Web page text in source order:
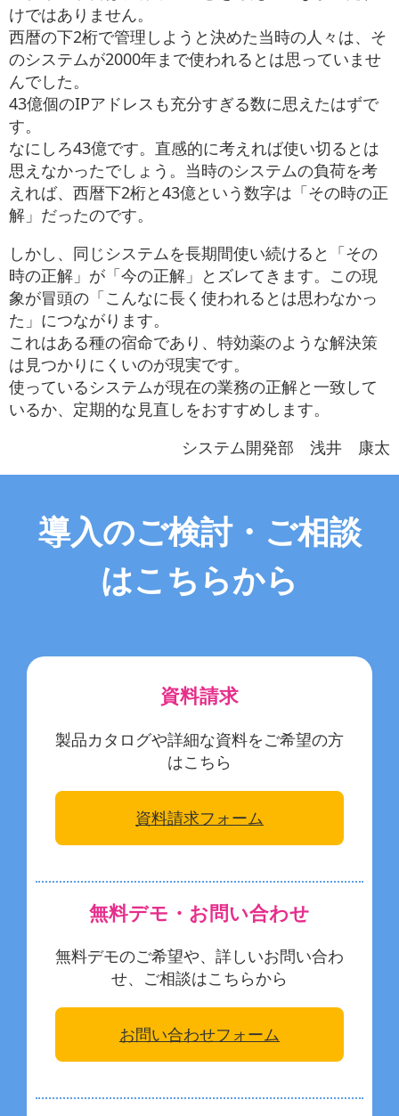
けではありません。
西暦の下2桁で管理しようと決めた当時の人々は、そ
のシステムが2000年まで使われるとは思っていませ
んでした。
43億個のIPアドレスも充分すぎる数に思えたはずで
す。
なにしろ43億です。直感的に考えれば使い切るとは
思えなかったでしょう。当時のシステムの負荷を考
えれば、西暦下2桁と43億という数字は「その時の正
解」だったのです。
しかし、同じシステムを長期間使い続けると「その
時の正解」が「今の正解」とズレてきます。この現
象が冒頭の「こんなに長く使われるとは思わなかっ
た」につながります。
これはある種の宿命であり、特効薬のような解決策
は見つかりにくいのが現実です。
使っているシステムが現在の業務の正解と一致して
いるか、定期的な見直しをおすすめします。
システム開発部 浅井 康太
導入のご検討・ご相談
はこちらから
資料請求
製品カタログや詳細な資料をご希望の方
はこちら
資料請求フォーム
無料デモ・お問い合わせ
無料デモのご希望や、詳しいお問い合わ
せ、ご相談はこちらから
お問い合わせフォーム